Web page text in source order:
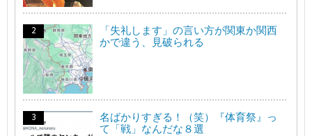
「失礼します」の言い方が関東か関西
かで違う、見破られる
名ばかりすぎる！（笑）『体育祭』っ
て「戦」なんだな８選